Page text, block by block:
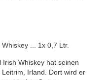
... 1x 0,7 Ltr.
Irish Whiskey hat seinen
Irland. Dort wird er